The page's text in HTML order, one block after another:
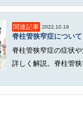
原因になります。後
関連記事 2022.10.19
脊柱管狭窄症について
脊柱管狭窄症の症状
詳しく解説。脊柱管狭